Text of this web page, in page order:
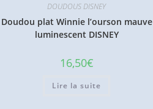
DOUDOUS DISNEY
Doudou plat Winnie l’ourson mauve
luminescent DISNEY
16,50€
Lire la suite